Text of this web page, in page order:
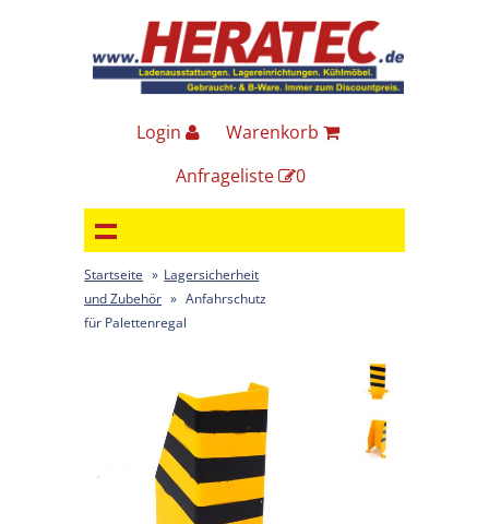
Login
Warenkorb
Anfrageliste
0
Startseite » Lagersicherheit
und Zubehör » Anfahrschutz
für Palettenregal